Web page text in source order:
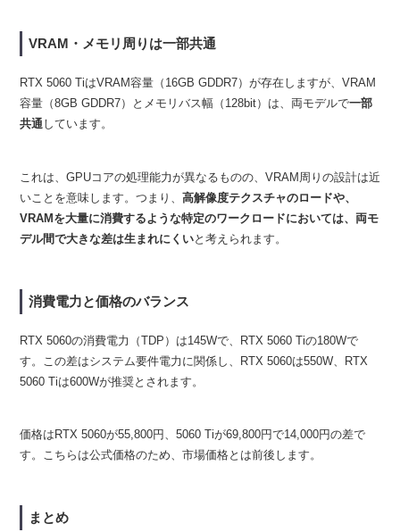
VRAM・メモリ周りは一部共通
RTX 5060 TiはVRAM容量（16GB GDDR7）が存在しますが、VRAM
容量（8GB GDDR7）とメモリバス幅（128bit）は、両モデルで一部
共通しています。
これは、GPUコアの処理能力が異なるものの、VRAM周りの設計は近
いことを意味します。つまり、 高解像度テクスチャのロードや、
VRAMを大量に消費するような特定のワークロードにおいては、両モ
デル間で大きな差は生まれにくいと考えられます。
消費電力と価格のバランス
RTX 5060の消費電力（TDP）は145Wで、RTX 5060 Tiの180Wで
す。この差はシステム要件電力に関係し、RTX 5060は550W、RTX
5060 Tiは600Wが推奨とされます。
価格はRTX 5060が55,800円、5060 Tiが69,800円で14,000円の差で
す。こちらは公式価格のため、市場価格とは前後します。
まとめ